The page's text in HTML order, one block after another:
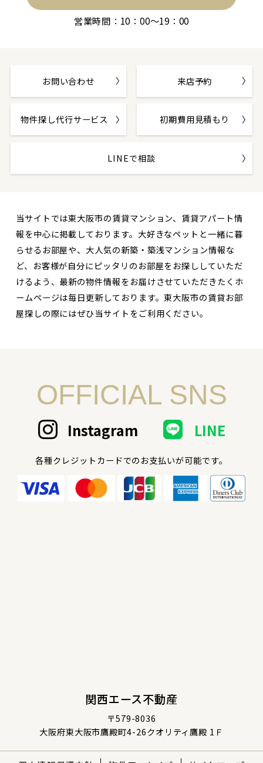
営業時間：10：00～19：00
お問い合わせ 来店予約
物件探し代行サービス 初期費用見積もり
LINEで相談
当サイトでは東大阪市の賃貸マンション、賃貸アパート情
報を中心に掲載しております。大好きなペットと一緒に暮
らせるお部屋や、大人気の新築・築浅マンション情報な
ど、お客様が自分にピッタリのお部屋をお探ししていただ
けるよう、最新の物件情報をお届けさせていただきたくホ
ームページは毎日更新しております。東大阪市の賃貸お部
屋探しの際にはぜひ当サイトをご利用ください。
OFFICIAL SNS
Instagram LINE
各種クレジットカードでのお支払いが可能です。
関西エース不動産
〒579-8036
大阪府東大阪市鷹殿町4-26クオリティ鷹殿 1Ｆ